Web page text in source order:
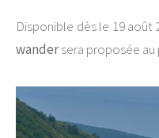
Disponible dès le 19 août
wandersera proposée au